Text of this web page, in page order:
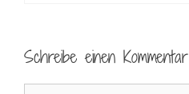
Schreibe einen Kommentar